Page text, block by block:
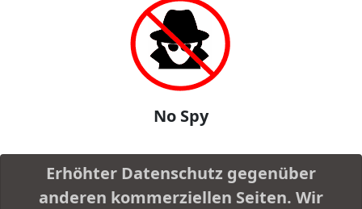
No Spy
Erhöhter Datenschutz gegenüber
anderen kommerziellen Seiten. Wir